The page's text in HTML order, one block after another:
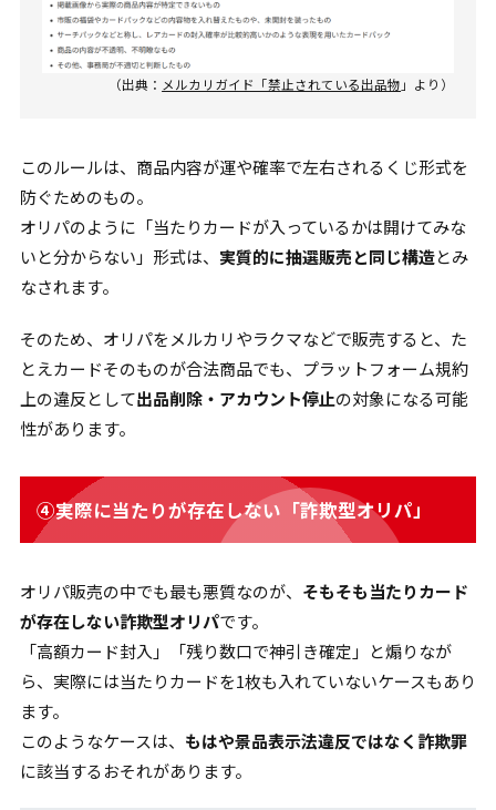
（出典： メルカリガイド「禁止されている出品物 」より）
このルールは、商品内容が運や確率で左右されるくじ形式を
防ぐためのもの。
オリパのように「当たりカードが入っているかは開けてみな
いと分からない」形式は、 実質的に抽選販売と同じ構造とみ
なされます。
そのため、オリパをメルカリやラクマなどで販売すると、た
とえカードそのものが合法商品でも、プラットフォーム規約
上の違反として出品削除・アカウント停止の対象になる可能
性があります。
④実際に当たりが存在しない「詐欺型オリパ」
オリパ販売の中でも最も悪質なのが、 そもそも当たりカード
が存在しない詐欺型オリパです。
「高額カード封入」「残り数口で神引き確定」と煽りなが
ら、実際には当たりカードを1枚も入れていないケースもあり
ます。
このようなケースは、 もはや景品表示法違反ではなく詐欺罪
に該当するおそれがあります。